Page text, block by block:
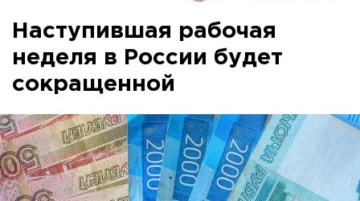
Наступившая рабочая
неделя в России будет
сокращенной